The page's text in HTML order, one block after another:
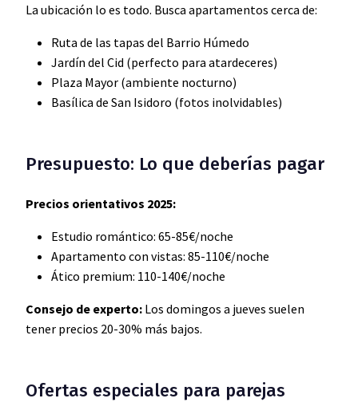
La ubicación lo es todo. Busca apartamentos cerca de:
Ruta de las tapas del Barrio Húmedo
Jardín del Cid (perfecto para atardeceres)
Plaza Mayor (ambiente nocturno)
Basílica de San Isidoro (fotos inolvidables)
Presupuesto: Lo que deberías pagar
Precios orientativos 2025:
Estudio romántico: 65-85€/noche
Apartamento con vistas: 85-110€/noche
Ático premium: 110-140€/noche
Consejo de experto: Los domingos a jueves suelen
tener precios 20-30% más bajos.
Ofertas especiales para parejas